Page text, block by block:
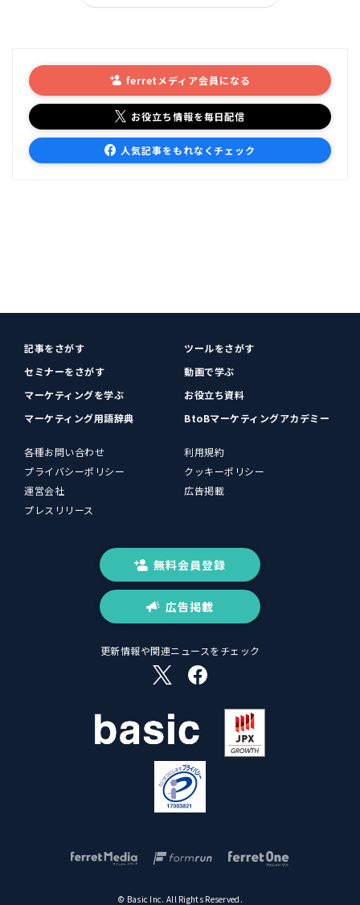
ferretメディア会員になる
お役立ち情報を毎日配信
人気記事をもれなくチェック
記事をさがす
ツールをさがす
セミナーをさがす
動画で学ぶ
マーケティングを学ぶ
お役立ち資料
マーケティング用語辞典
BtoBマーケティングアカデミー
各種お問い合わせ
利用規約
プライバシーポリシー
クッキーポリシー
運営会社
広告掲載
プレスリリース
無料会員登録
広告掲載
更新情報や関連ニュースをチェック
© Basic Inc. All Rights Reserved.